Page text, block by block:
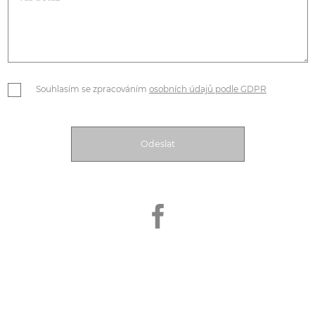
Souhlasím se zpracováním osobních údajů podle GDPR